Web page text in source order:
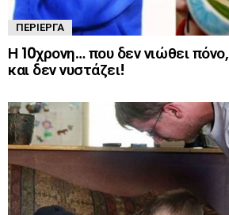
ΠΕΡΊΕΡΓΑ
Η 10χρονη… που δεν νιώθει
και δεν νυστάζει!